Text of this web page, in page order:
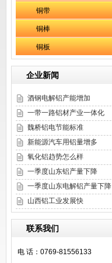
铜带
铜棒
铜板
企业新闻
酒钢电解铝产能增加
一带一路铝材产业一体化
魏桥铝电节能标准
新能源汽车用铝量增多
氧化铝趋势怎么样
一季度山东铝产量下降
一季度山东电解铝产量下降
山西铝工业发展快
联系我们
电 话：0769-81556133